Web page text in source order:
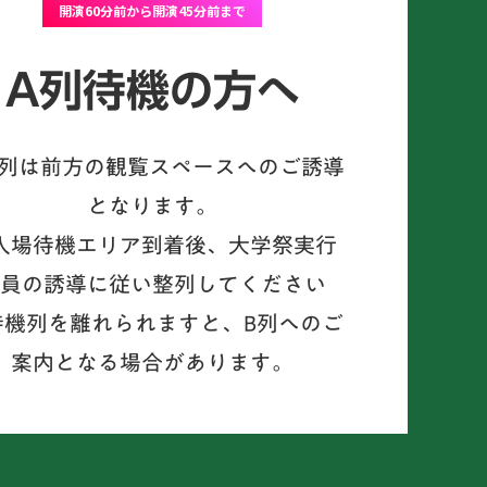
開演60分前から開演45分前まで
A列待機の方へ
は前方の観覧スペースへのご誘導
となります。
場待機エリア到着後、大学祭実行
の誘導に従い整列してください
機列を離れられますと、B列へのご
案内となる場合があります。